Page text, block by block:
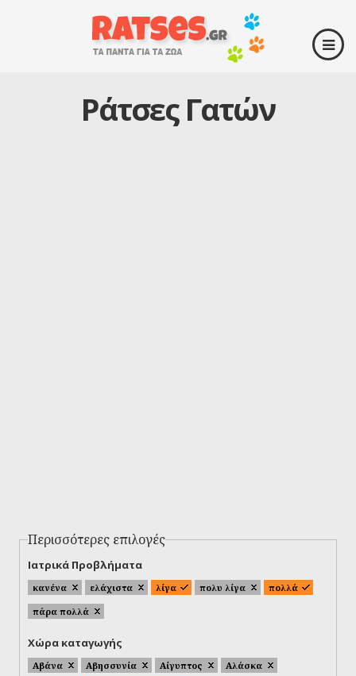
Ράτσες Γατών
Περισσότερες επιλογές
Ιατρικά Προβλήματα
κανένα ελάχιστα λίγα πολυ λίγα
πολλά
πάρα πολλά
Χώρα καταγωγής
Αβάνα Αβησσυνία Αίγυπτος
Αλάσκα